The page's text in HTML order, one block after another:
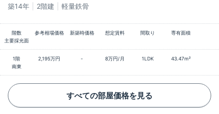
築14年
2階建 軽量鉄骨
階数 参考相場価格 新築時価格 想定賃料 間取り
専有面積
主要採光面
1階 2,195万円 - 8万円/月 1LDK
43.47m²
南東
すべての部屋価格を見る